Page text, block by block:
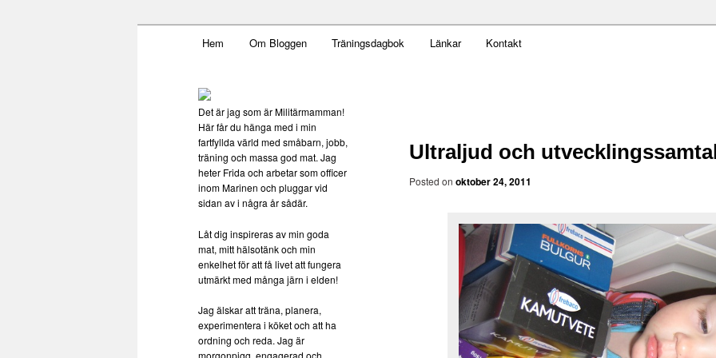
Militärmamman
Skip to primary content
Hem Om Bloggen Träningsdagbok Länkar Kontakt
Ultraljud och
Posted on oktober 24, 2011
Det är jag som är Militärmamman!
Här får du hänga med i min
fartfyllda värld med småbarn, jobb,
träning och massa god mat. Jag
heter Frida och arbetar som officer
inom Marinen och pluggar vid
sidan av i några år sådär.
Låt dig inspireras av min goda
mat, mitt hälsotänk och min
enkelhet för att få livet att fungera
utmärkt med många järn i elden!
Jag älskar att träna, planera,
experimentera i köket och att ha
ordning och reda. Jag är